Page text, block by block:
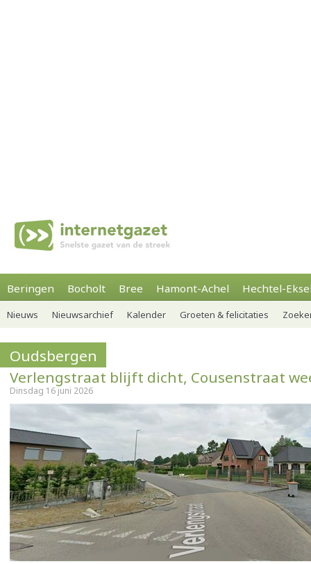
Beringen Bocholt Bree Hamont-Achel Hechtel-
Nieuws Nieuwsarchief Kalender Groeten & felicitaties
Oudsbergen
Verlengstraat blijft dicht, Cousenstraat
Dinsdag 16 juni 2026